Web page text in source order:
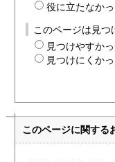
役に立たなか
このページは見つ
見つけやすか
見つけにくか
このページに関する